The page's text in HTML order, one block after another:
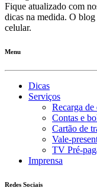
Fique atualizado com
dicas na medida. O
celular.
Menu
Dicas
Serviços
Recarga de
Contas e
Cartão de
Vale-
TV Pré-
Imprensa
Redes Sociais